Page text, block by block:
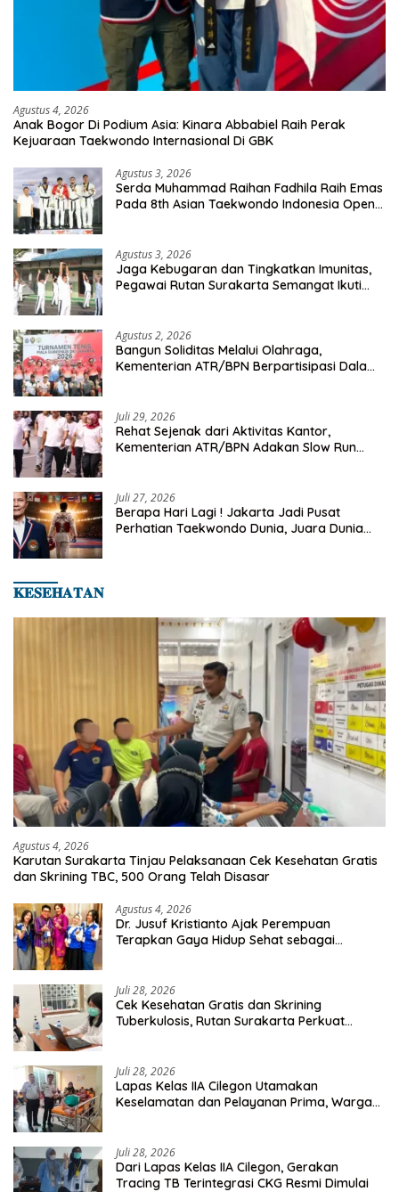
Agustus 4, 2026
Anak Bogor Di Podium Asia: Kinara Abbabiel Raih Perak
Kejuaraan Taekwondo Internasional Di GBK
Agustus 3, 2026
Serda Muhammad Raihan Fadhila Raih Emas
Pada 8th Asian Taekwondo Indonesia Open
Agustus 3, 2026
Jaga Kebugaran dan Tingkatkan Imunitas,
Pegawai Rutan Surakarta Semangat Ikuti
Agustus 2, 2026
Bangun Soliditas Melalui Olahraga,
Kementerian ATR/BPN Berpartisipasi Dalam
Juli 29, 2026
Rehat Sejenak dari Aktivitas Kantor,
Kementerian ATR/BPN Adakan Slow Run
Juli 27, 2026
Berapa Hari Lagi ! Jakarta Jadi Pusat
Perhatian Taekwondo Dunia, Juara Dunia
𝐊𝐄𝐒𝐄𝐇𝐀𝐓𝐀𝐍
Agustus 4, 2026
Karutan Surakarta Tinjau Pelaksanaan Cek Kesehatan Gratis
dan Skrining TBC, 500 Orang Telah Disasar
Agustus 4, 2026
Dr. Jusuf Kristianto Ajak Perempuan
Terapkan Gaya Hidup Sehat sebagai
Juli 28, 2026
Cek Kesehatan Gratis dan Skrining
Tuberkulosis, Rutan Surakarta Perkuat
Juli 28, 2026
Lapas Kelas IIA Cilegon Utamakan
Keselamatan dan Pelayanan Prima, Warga
Juli 28, 2026
Dari Lapas Kelas IIA Cilegon, Gerakan
Tracing TB Terintegrasi CKG Resmi Dimulai